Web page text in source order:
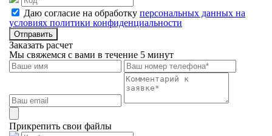
Даю согласие на обработку персональных данных на
условиях политики конфиденциальности
Отправить
Заказать расчет
Мы свяжемся с вами в течение 5 минут
Прикрепить свои файлы